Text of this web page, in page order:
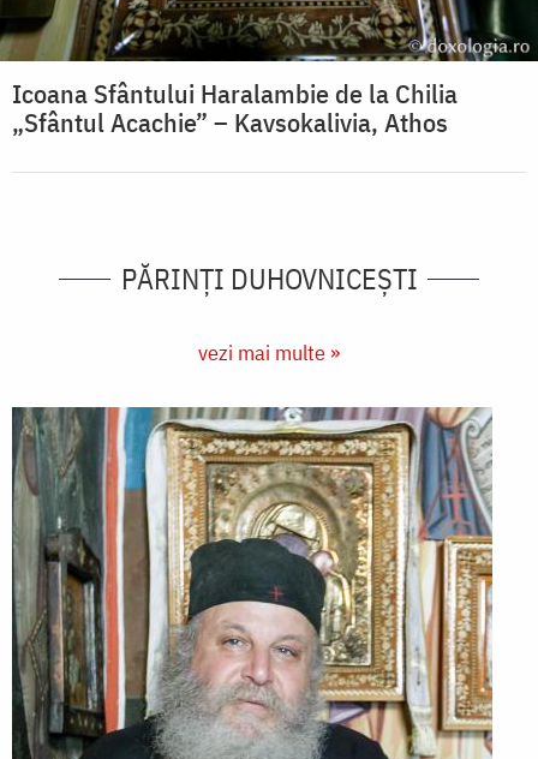
Icoana Sfântului Haralambie de la Chilia
„Sfântul Acachie” – Kavsokalivia, Athos
PĂRINȚI DUHOVNICEȘTI
vezi mai multe »